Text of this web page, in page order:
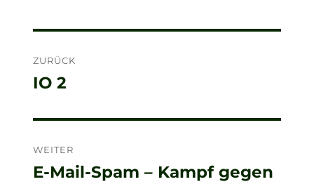
ZURÜCK
Vorheriger
IO 2
WEITER
Nächster
E-Mail-Spam – Kampf gegen